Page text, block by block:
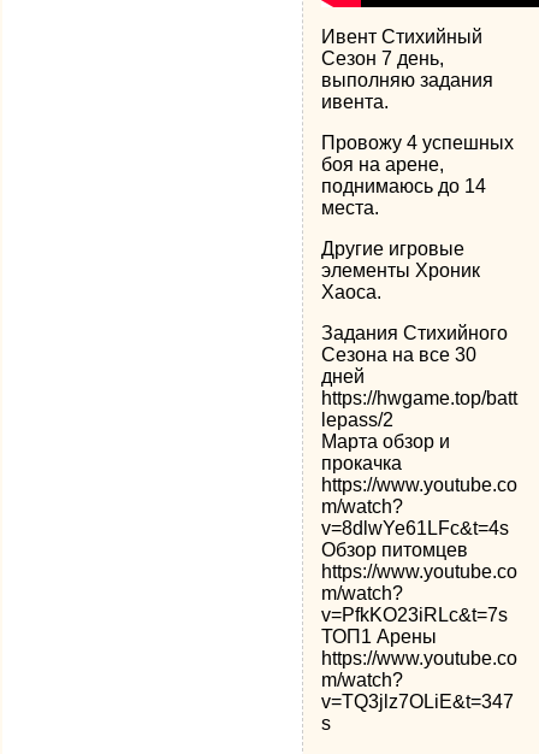
Ивент Стихийный
Сезон 7 день,
выполняю задания
ивента.
Провожу 4 успешных
боя на арене,
поднимаюсь до 14
места.
Другие игровые
элементы Хроник
Хаоса.
Задания Стихийного
Сезона на все 30
дней
https://hwgame.top/batt
lepass/2
Марта обзор и
прокачка
https://www.youtube.co
m/watch?
v=8dlwYe61LFc&t=4s
Обзор питомцев
https://www.youtube.co
m/watch?
v=PfkKO23iRLc&t=7s
ТОП1 Арены
https://www.youtube.co
m/watch?
v=TQ3jlz7OLiE&t=347
s